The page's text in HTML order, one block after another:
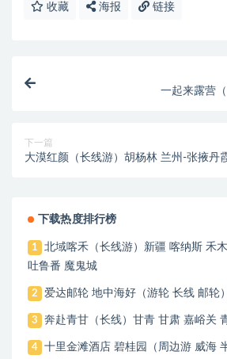
收藏 海报 链接
一起来露营
下一篇
大漠红颜（长线游）胡杨林 兰州-张掖丹
下载热度排行榜
1
北域喀禾（长线游）新疆 喀纳斯 禾
吐鲁番 魔鬼城
2 爱达邮轮 地中海好（游轮 长线 邮轮）
3 奔赴青甘（长线）甘青 甘肃 嘉峪关
4
十里金滩酒店 碧桂园（周边游 威海